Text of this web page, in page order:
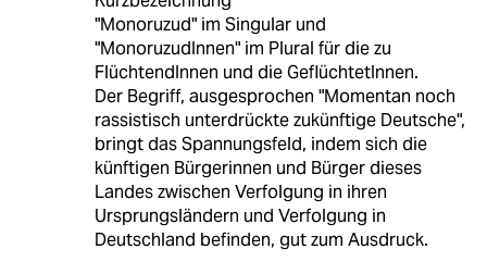
"Monoruzud" im Singular und
"MonoruzudInnen" im Plural für die zu
FlüchtendInnen und die GeflüchtetInnen.
Der Begriff, ausgesprochen "Momentan noch
rassistisch unterdrückte zukünftige Deutsche",
bringt das Spannungsfeld, indem sich die
künftigen Bürgerinnen und Bürger dieses
Landes zwischen Verfolgung in ihren
Ursprungsländern und Verfolgung in
Deutschland befinden, gut zum Ausdruck.